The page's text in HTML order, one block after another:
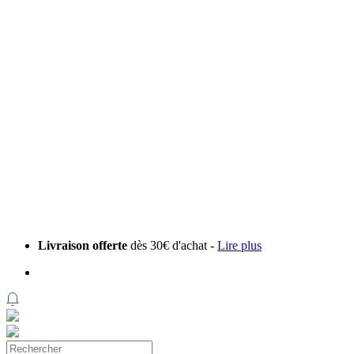
Livraison offerte dès 30€ d'achat - Lire plus